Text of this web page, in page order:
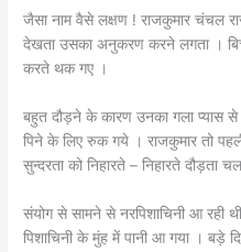
जैसा नाम वैसे लक्षण ! राजकुमार चंचल
देखता उसका अनुकरण करने लगता ।
करते थक गए ।
बहुत दौड़ने के कारण उनका गला प्यास
पिने के लिए रुक गये । राजकुमार तो
सुन्दरता को निहारते – निहारते दौड़ता
संयोग से सामने से नरपिशाचिनी आ रही
पिशाचिनी के मुंह में पानी आ गया । बड़े